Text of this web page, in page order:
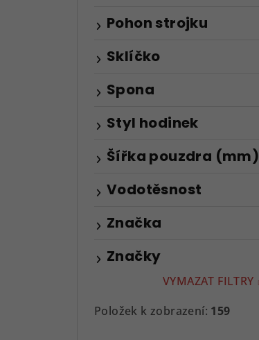
Značky
Pohon strojku
Sklíčko
Spona
Styl hodinek
Šířka pouzdra (mm)
Vodotěsnost
Značka
VYMAZAT FILTRY
Položek k zobrazení: 159